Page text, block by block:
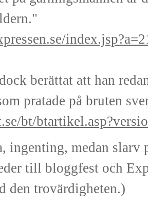
berättat att han
pratade på bruten
bt/
ingenting, medan slarv
till bloggfest och
den trovärdigheten.)